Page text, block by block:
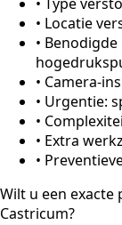
• Locatie
• Benodigde
• Camera-
• Urgentie:
•
• Extra
•
Wilt u een
Castricum?